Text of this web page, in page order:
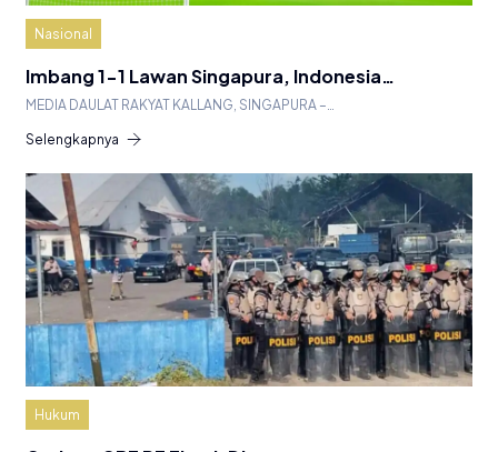
Nasional
Imbang 1-1 Lawan Singapura, Indonesia…
MEDIA DAULAT RAKYAT KALLANG, SINGAPURA –…
Selengkapnya
Hukum